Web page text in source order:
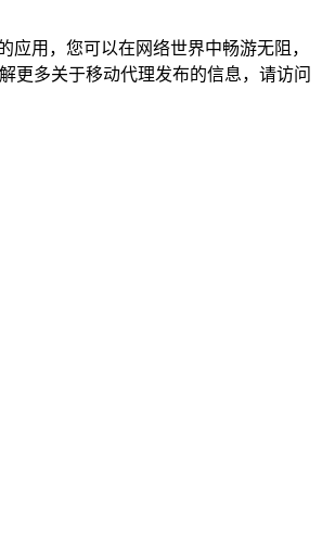
用，您可以在网络世界中畅游无阻，
更多关于移动代理发布的信息，请访问